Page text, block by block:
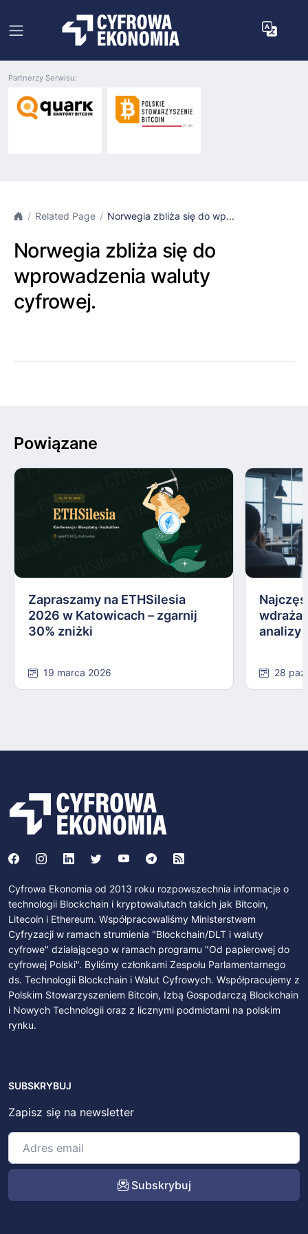
Partnerzy Serwisu:
Related Page Norwegia zbliża się do wp...
Norwegia zbliża się do
wprowadzenia waluty
cyfrowej.
Powiązane
Zapraszamy na ETHSilesia
2026 w Katowicach – zgarnij
30% zniżki
19 marca 2026
analizy
28
Cyfrowa Ekonomia od 2013 roku rozpowszechnia informacje o
technologii Blockchain i kryptowalutach takich jak Bitcoin,
Litecoin i Ethereum. Współpracowaliśmy Ministerstwem
Cyfryzacji w ramach strumienia "Blockchain/DLT i waluty
cyfrowe" działającego w ramach programu "Od papierowej do
cyfrowej Polski". Byliśmy członkami Zespołu Parlamentarnego
ds. Technologii Blockchain i Walut Cyfrowych. Współpracujemy z
Polskim Stowarzyszeniem Bitcoin, Izbą Gospodarczą Blockchain
i Nowych Technologii oraz z licznymi podmiotami na polskim
rynku.
SUBSKRYBUJ
Zapisz się na newsletter
Subskrybuj